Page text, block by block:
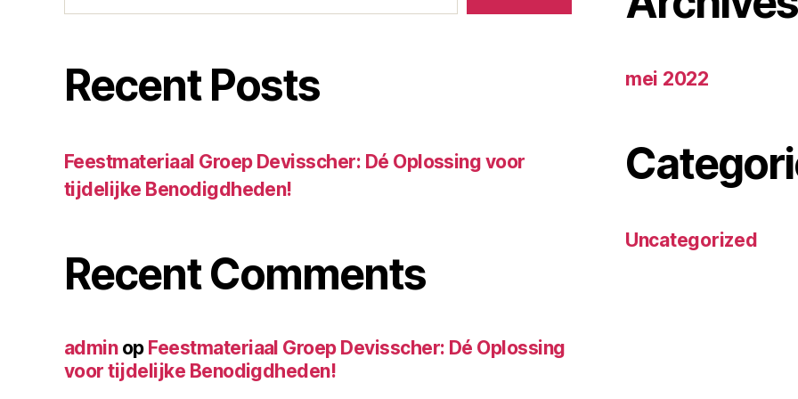
Recent Posts
Feestmateriaal Groep Devisscher: Dé Oplossing voor
tijdelijke Benodigdheden!
Recent Comments
adminop Feestmateriaal Groep Devisscher: Dé Oplossing
voor tijdelijke Benodigdheden!
mei 2022
Uncategorized